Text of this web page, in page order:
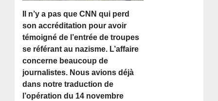
Il n’y a pas que CNN qui perd
son accréditation pour avoir
témoigné de l’entrée de troupes
se référant au nazisme. L’affaire
concerne beaucoup de
journalistes. Nous avions déjà
dans notre traduction de
l’opération du 14 novembre